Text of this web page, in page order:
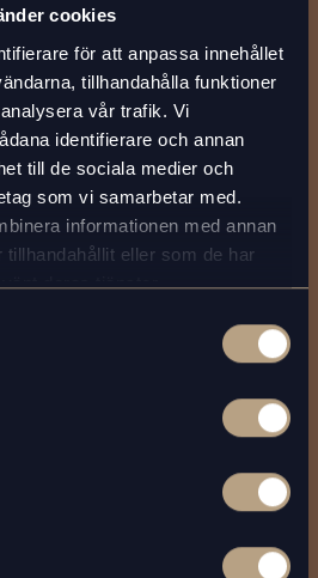
cookies
för att anpassa innehållet
tillhandahålla funktioner
vår trafik. Vi
identifierare och annan
till de sociala medier och
som vi samarbetar med.
informationen med annan
eller som de har
deras tjänster.
godaste
du använder och hur den
är ett äkta hantverk. Våra
till detta och finns alltid